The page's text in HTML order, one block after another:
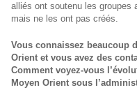
alliés ont soutenu les groupes
mais ne les ont pas créés.
Vous connaissez beaucoup
Orient et vous avez des
Comment voyez-vous
Moyen Orient sous